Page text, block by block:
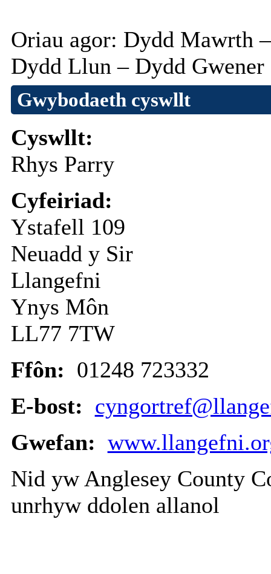
Oriau agor: Dydd Mawrth
Dydd Llun – Dydd Gwener
Gwybodaeth cyswllt
Cyswllt:
Rhys Parry
Cyfeiriad:
Ystafell 109
Neuadd y Sir
Llangefni
Ynys Môn
LL77 7TW
Ffôn: 01248 723332
E-bost:
Gwefan:
Nid yw Anglesey County
unrhyw ddolen allanol